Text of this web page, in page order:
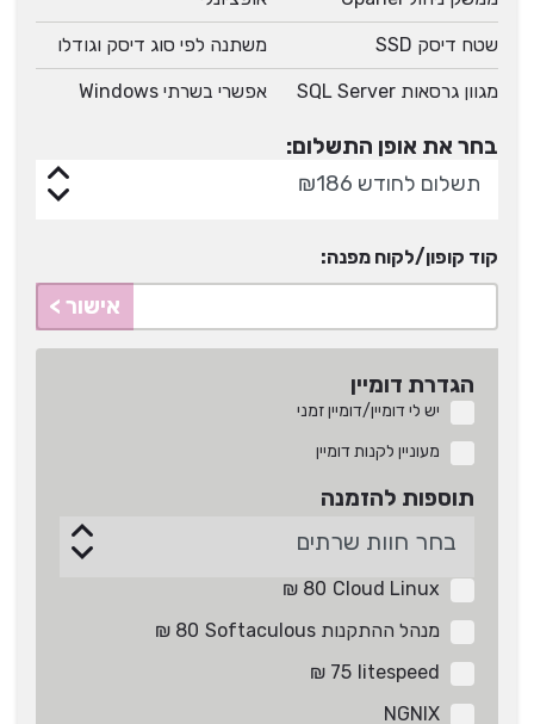
שטח דיסק SSD משתנה לפי סוג דיסק וגודלו
מגוון גרסאות SQL Server אפשרי בשרתי Windows
בחר את אופן התשלום:
קוד קופון/לקוח מפנה:
אישור >
הגדרת דומיין
יש לי דומיין/דומיין זמני
מעוניין לקנות דומיין
תוספות להזמנה
Cloud Linux
80 ₪
מנהל ההתקנות Softaculous
80 ₪
litespeed
75 ₪
NGNIX